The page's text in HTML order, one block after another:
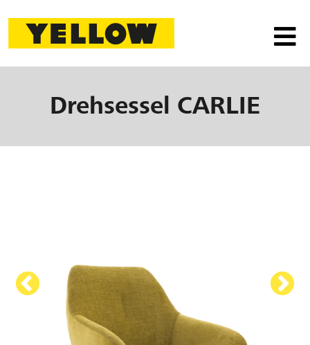
Drehsessel CARLIE